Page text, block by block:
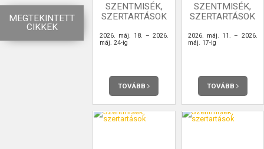
MEGTEKINTETT
CIKKEK
SZENTMISÉK,
SZERTARTÁSOK
2026. máj. 18. – 2026.
máj. 24-ig
TOVÁBB
SZENTMISÉK,
SZERTARTÁSOK
2026. máj. 11. – 2026.
máj. 17-ig
TOVÁBB